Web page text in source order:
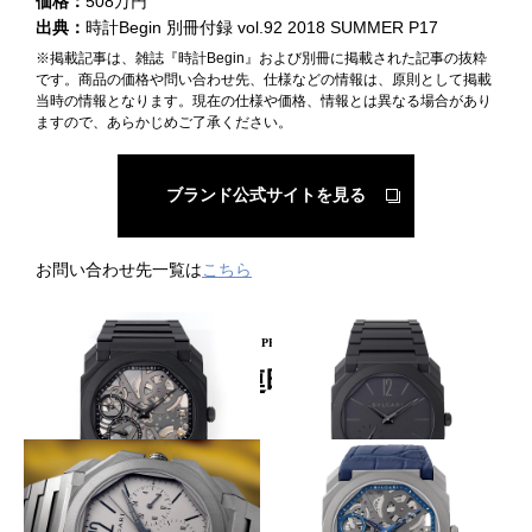
出典： 時計Begin 別冊付録 vol.92 2018 SUMMER P17
※掲載記事は、雑誌『時計Begin』および別冊に掲載された記事の抜粋
です。商品の価格や問い合わせ先、仕様などの情報は、原則として掲載
当時の情報となります。現在の仕様や価格、情報とは異なる場合があり
ますので、あらかじめご了承ください。
ブランド公式サイトを見る
お問い合わせ先一覧はこちら
PICKUP PRODUCT
関連時計
超薄型セラミック
BVLGARI
オクト フィニッシモ スケルト
ン
オールセラミック
BVLGARI
オクト フィニッシモ セラミッ